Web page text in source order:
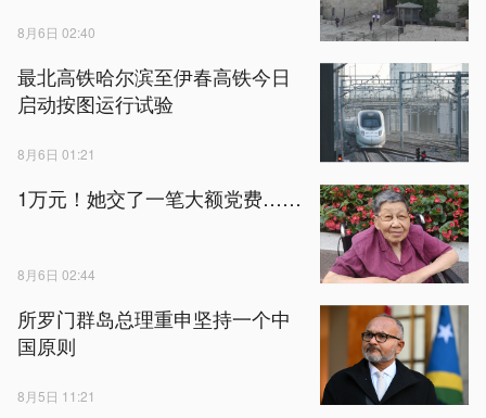
8月6日 02:40
最北高铁哈尔滨至伊春高铁今日
启动按图运行试验
8月6日 01:21
1万元！她交了一笔大额党费……
8月6日 02:44
所罗门群岛总理重申坚持一个中
国原则
8月5日 11:21